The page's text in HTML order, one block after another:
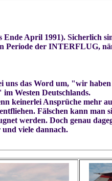
Ende April 1991). Sicherlich
Periode der INTERFLUG,
uns das Word um, "wir
Westen Deutschlands.
keinerlei Ansprüche mehr
Fälschen kann man
werden. Doch genau
und viele dannach.